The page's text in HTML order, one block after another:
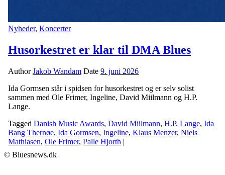
Nyheder, Koncerter
Husorkestret er klar til DMA Blues
AuthorJakob Wandam Date 9. juni 2026
Ida Gormsen står i spidsen for husorkestret og er selv solist
sammen med Ole Frimer, Ingeline, David Miilmann og H.P.
Lange.
Tagged Danish Music Awards, David Miilmann, H.P. Lange, Ida
Bang Thernøe, Ida Gormsen, Ingeline, Klaus Menzer, Niels
Mathiasen, Ole Frimer, Palle Hjorth |
© Bluesnews.dk